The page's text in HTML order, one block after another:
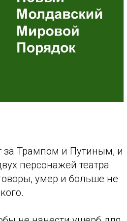
Трампом и Путиным, и
персонажей театра
умер и больше не